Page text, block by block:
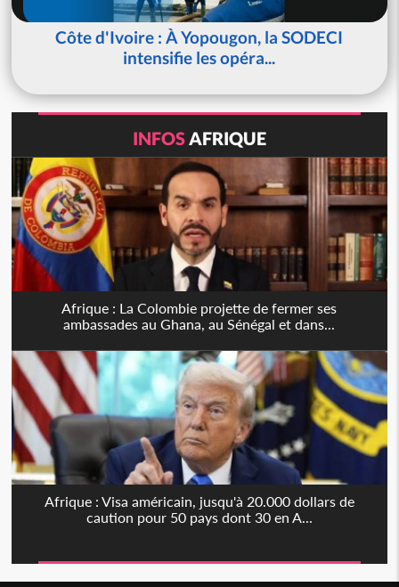
Côte d'Ivoire : À Yopougon, la SODECI
intensifie les opéra...
INFOSAFRIQUE
Afrique : La Colombie projette de fermer ses
ambassades au Ghana, au Sénégal et dans...
Afrique : Visa américain, jusqu'à 20.000 dollars de
caution pour 50 pays dont 30 en A...